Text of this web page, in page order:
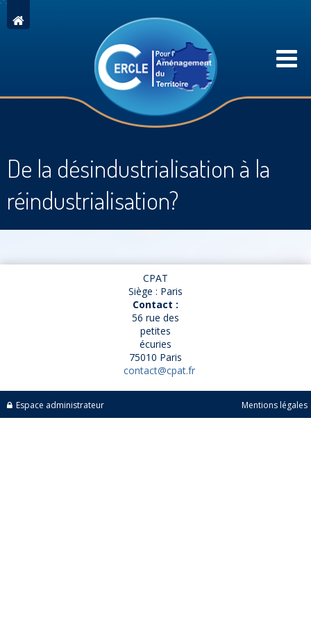
De la désindustrialisation à la
réindustrialisation?
CPAT
Siège : Paris
Contact :
56 rue des
petites
écuries
75010 Paris
contact@cpat.fr
Espace administrateur Mentions légales